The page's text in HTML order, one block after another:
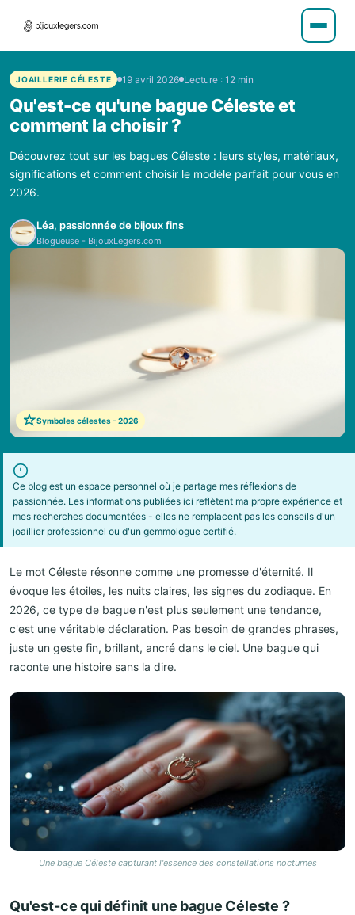
JOAILLERIE CÉLESTE 19 avril 2026 Lecture : 12 min
Qu'est-ce qu'une bague Céleste et
comment la choisir ?
Découvrez tout sur les bagues Céleste : leurs styles, matériaux,
significations et comment choisir le modèle parfait pour vous en
2026.
Léa, passionnée de bijoux fins
Blogueuse - BijouxLegers.com
Symboles célestes - 2026
Ce blog est un espace personnel où je partage mes réflexions de
passionnée. Les informations publiées ici reflètent ma propre expérience et
mes recherches documentées - elles ne remplacent pas les conseils d'un
joaillier professionnel ou d'un gemmologue certifié.
Le mot Céleste résonne comme une promesse d'éternité. Il
évoque les étoiles, les nuits claires, les signes du zodiaque. En
2026, ce type de bague n'est plus seulement une tendance,
c'est une véritable déclaration. Pas besoin de grandes phrases,
juste un geste fin, brillant, ancré dans le ciel. Une bague qui
raconte une histoire sans la dire.
Une bague Céleste capturant l'essence des constellations nocturnes
Qu'est-ce qui définit une bague Céleste ?